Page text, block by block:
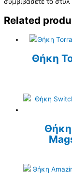
Related
Θήκη
Θήκη